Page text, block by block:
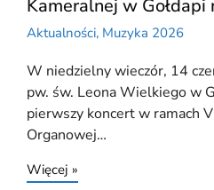
Kameralnej w Gołdapi
Aktualności, Muzyka 2026
W niedzielny wieczór, 14
pw. św. Leona Wielkiego w
pierwszy koncert w ramach
Organowej…
Więcej »